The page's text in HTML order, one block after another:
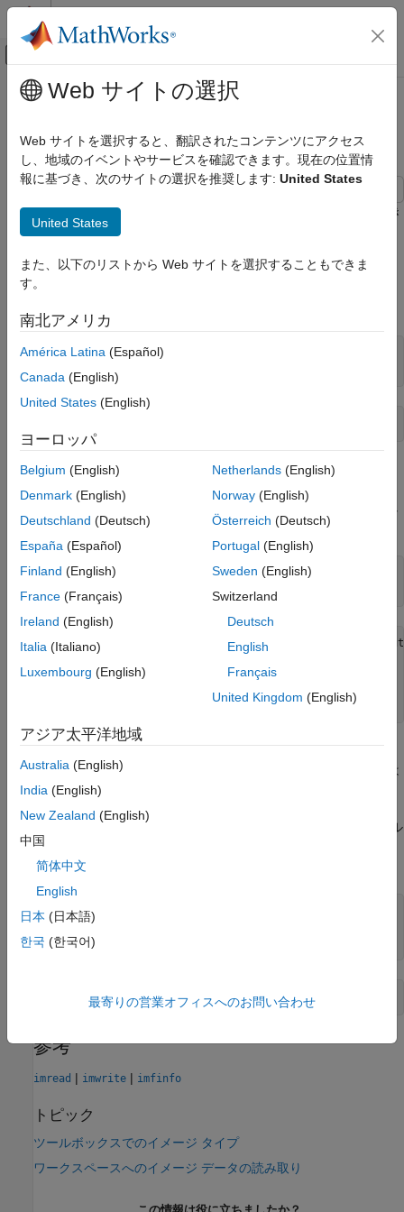
コンテンツへスキップ
オフキャンバス ナビゲーション メ
ドキュメンテーションのホーム
Image Processing Toolbox
インポート、エクスポートおよび変換
書き込み
1 ビットのバイナリ イメージの読み取りと書
き込み
項目一覧
参考
メインコンテンツ
1 ビットのバイナリ イメージの読
み取りと書き込み
この例では、1 ビットのバイナリ イメージの読み取りおよび書き
込みの方法を説明します。
バイナリ イメージを含んでいるグラフィックス ファイル
text.png
info = imfinfo('text.png'
バイナリ イメージをファイルからワークスペースに読み取りま
す。1 ビット形式で格納されたバイナリ イメージを読み取る場
ではワークスペースのデータを logical 配列とし
て表します。
BW = imread(
Name        Size             Bytes  Class
BW        256x256            65536
ファイル形式によってサポートされている場合、既定の設定では
関数imwrite
クスポートします。これを確認するため、
しく作成したファイルに関する情報を取得し、
フィール
ドをチェックします。バイナリ ファイルを書き込む場合、
imwriteでは
imwrite(BW,
info = imfinfo(
info.BitDepth
参考
imread | imwrite | imfinfo
トピック
ツールボックスでのイメージ タイプ
ワークスペースへのイメージ データの読み取り
Web サイトの選択
Web サイトを選択すると、翻訳されたコンテンツにアクセス
し、地域のイベントやサービスを確認できます。現在の位置情
報に基づき、次のサイトの選択を推奨します: United States
United States
また、以下のリストから Web サイトを選択することもできま
す。
南北アメリカ
América Latina (Español)
Canada (English)
United States (English)
ヨーロッパ
Belgium (English)
Denmark (English)
Deutschland (Deutsch)
España (Español)
Finland (English)
France (Français)
Ireland (English)
Italia (Italiano)
Luxembourg (English)
Netherlands(English)
Norway(English)
Österreich (Deutsch)
Portugal(English)
Sweden (English)
Switzerland
Deutsch
English
Français
United Kingdom (English)
アジア太平洋地域
Australia (English)
India (English)
New Zealand (English)
中国
简体中文
English
日本 (日本語)
한국 (한국어)
最寄りの営業オフィスへのお問い合わせ